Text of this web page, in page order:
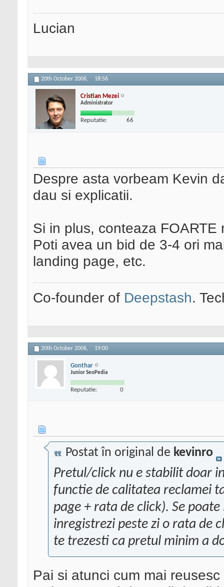
Lucian
20th October 2006, 18:56
Cristian Mezei
Administrator
Reputatie: 66
Despre asta vorbeam Kevin
dau si explicatii.
Si in plus, conteaza
Poti avea un bid de 3-4 ori
landing page, etc.
Co-founder of Deepstash.
20th October 2006, 19:00
Gonthar
Junior SeoPedia
Reputatie: 0
Postat în original de kevinro
Pretul/click nu e stabilit doar
functie de calitatea reclamei
page + rata de click). Se
inregistrezi peste zi o rata de
te trezesti ca pretul minim a
Pai si atunci cum mai